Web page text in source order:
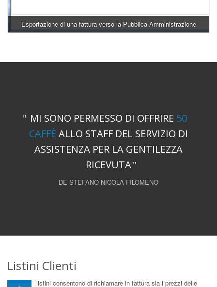
Esportazione di una fattura verso la Pubblica Amministrazione
MI SONO PERMESSO DI OFFRIRE 50
CAFFÈ ALLO STAFF DEL SERVIZIO DI
ASSISTENZA PER LA GENTILEZZA
RICEVUTA
DE STEFANO NICOLA FILOMENO
Listini Clienti
listini consentono di richiamare in fattura sia i prezzi delle